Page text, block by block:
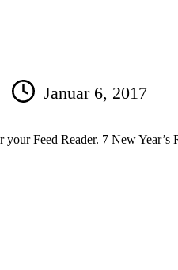
Januar 6, 2017
your Feed Reader. 7 New